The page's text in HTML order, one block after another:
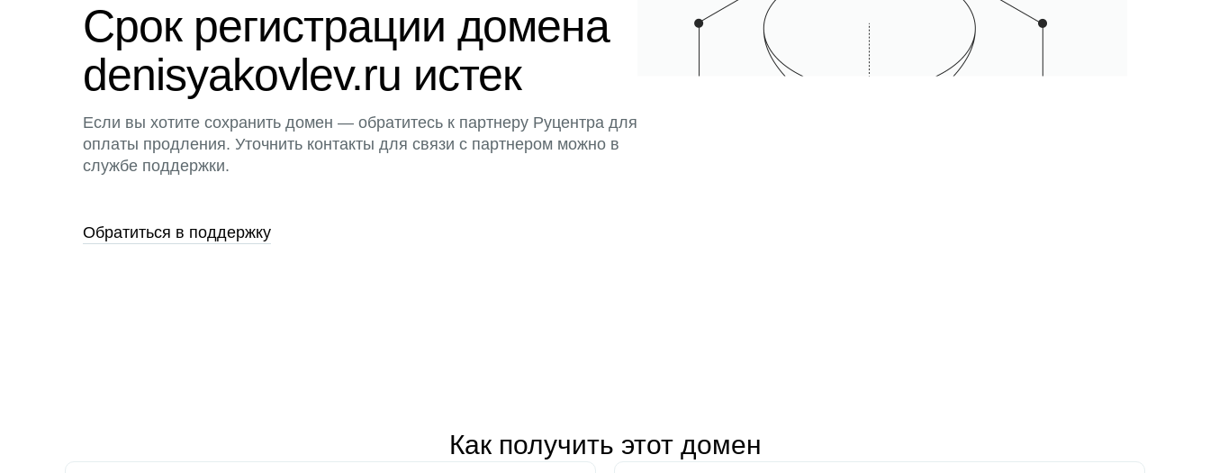
Срок регистрации домена
denisyakovlev.ru истек
Если вы хотите сохранить домен — обратитесь к партнеру Руцентра для
оплаты продления. Уточнить контакты для связи с партнером можно в
службе поддержки.
Обратиться в поддержку
Как получить этот домен